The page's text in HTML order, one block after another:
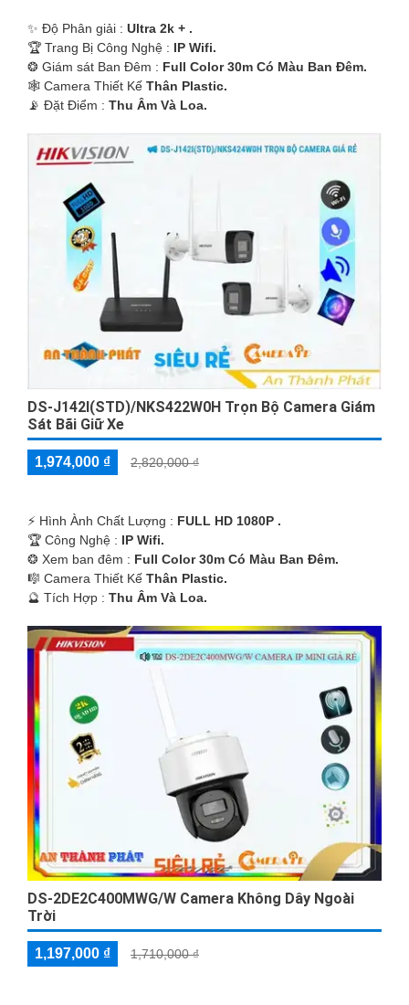
✨ Độ Phân giải : Ultra 2k + .
🏆 Trang Bị Công Nghệ : IP Wifi.
❂ Giám sát Ban Đêm : Full Color 30m Có Màu Ban Ðêm.
🕸️ Camera Thiết Kế Thân Plastic.
️📡 Đặt Điểm : Thu Âm Và Loa.
DS-J142I(STD)/NKS422W0H Trọn Bộ Camera Giám
Sát Bãi Giữ Xe
1,974,000 ₫ 2,820,000 ₫
️⚡ Hình Ành Chất Lượng : FULL HD 1080P .
🏆 Công Nghệ : IP Wifi.
❂ Xem ban đêm : Full Color 30m Có Màu Ban Ðêm.
🎼️ Camera Thiết Kế Thân Plastic.
️🔮 Tích Hợp : Thu Âm Và Loa.
DS-2DE2C400MWG/W Camera Không Dây Ngoài
Trời
1,197,000 ₫ 1,710,000 ₫